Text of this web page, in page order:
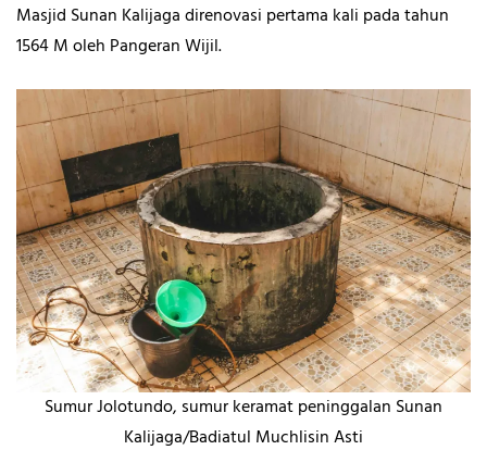
Masjid Sunan Kalijaga direnovasi pertama kali pada tahun
1564 M oleh Pangeran Wijil.
Sumur Jolotundo, sumur keramat peninggalan Sunan
Kalijaga/Badiatul Muchlisin Asti